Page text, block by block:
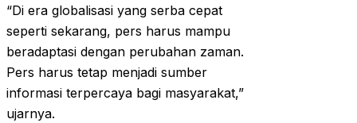
“Di era globalisasi yang serba cepat
seperti sekarang, pers harus mampu
beradaptasi dengan perubahan zaman.
Pers harus tetap menjadi sumber
informasi terpercaya bagi masyarakat,”
ujarnya.